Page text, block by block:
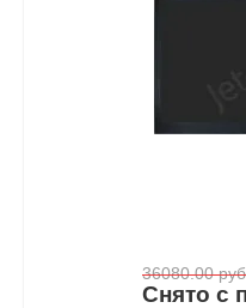
36080.00
Снято с